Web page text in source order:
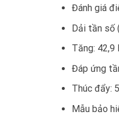
Đánh giá
Dải tần số
Tăng: 42,9
Đáp ứng
Thúc đẩy:
Mẫu bảo